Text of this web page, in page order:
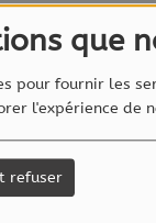
que
pour fournir les
l'expérience de
refuser